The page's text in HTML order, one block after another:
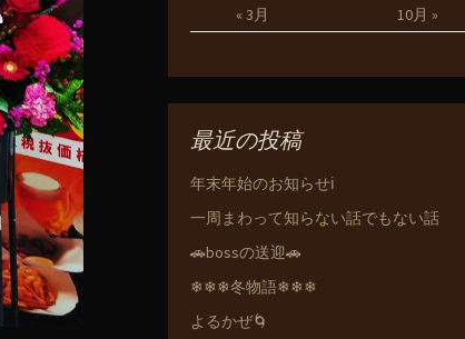
« 3月 10月 »
最近の投稿
年末年始のお知らせℹ️
一周まわって知らない話でもない話
🚗bossの送迎🚗
❄❄❄冬物語❄❄❄
よるかぜ🌀